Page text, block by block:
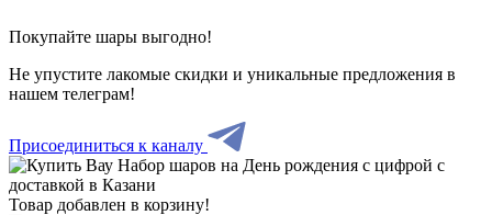
Покупайте шары выгодно!
Не упустите лакомые скидки и уникальные предложения в
нашем телеграм!
Присоединиться к каналу
Товар добавлен в корзину!